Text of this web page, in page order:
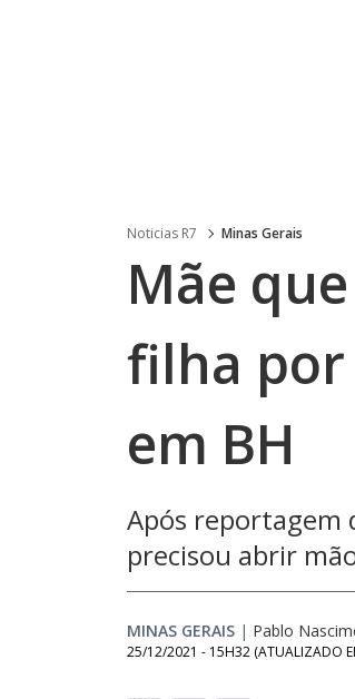
Noticias R7 Minas Gerais
Mãe
filha por
em BH
Após reportagem
precisou abrir
MINAS GERAIS | Pablo
25/12/2021 - 15H32 (ATUALIZADO